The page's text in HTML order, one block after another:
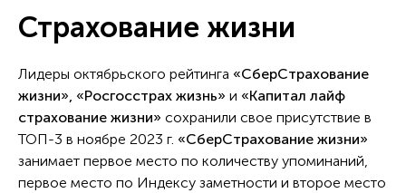
Страхование жизни
Лидеры октябрьского рейтинга «СберСтрахование
жизни», «Росгосстрах жизнь» и «Капитал лайф
страхование жизни» сохранили свое присутствие в
ТОП-3 в ноябре 2023 г. «СберСтрахование жизни»
занимает первое место по количеству упоминаний,
первое место по Индексу заметности и второе место